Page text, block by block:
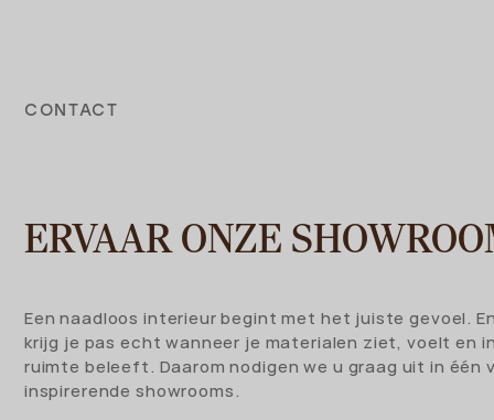
CONTACT
ERVAAR ONZE
Een naadloos interieur begint met het juiste gevoel.
krijg je pas echt wanneer je materialen ziet, voelt en
ruimte beleeft. Daarom nodigen we u graag uit in één
inspirerende showrooms.